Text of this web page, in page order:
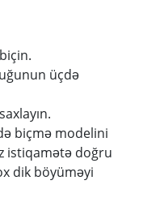
üçdə
biçmə modelini
istiqamətə doğru
dik böyüməyi